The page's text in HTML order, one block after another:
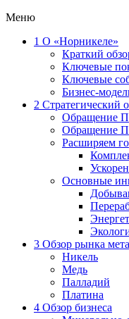
Меню
1 О «Норникеле»
Краткий
Ключевые
Ключевые
Бизнес-
2 Стратегический
Обращение
Обращение
Расширяем
Основные
3 Обзор рынка
Никель
Медь
Палладий
Платина
4 Обзор бизнеса